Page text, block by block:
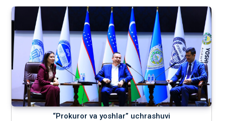
“Prokuror va yoshlar” uchrashuvi